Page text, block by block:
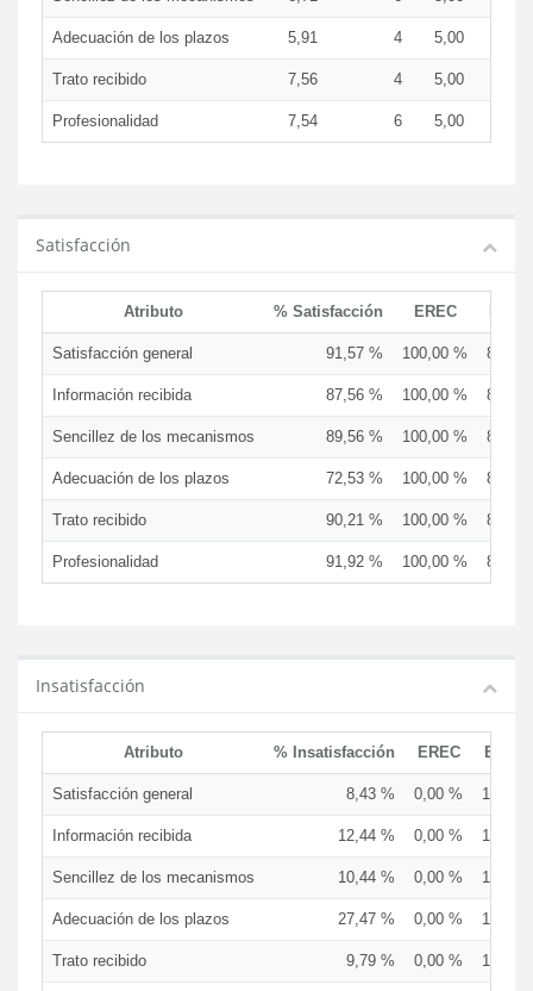
Adecuación de los plazos 5,91 4 5,00
Trato recibido 7,56 4 5,00
Profesionalidad 7,54 6 5,00
Satisfacción
Atributo % Satisfacción EREC
Satisfacción general 91,57 % 100,00 % 87,50
Información recibida 87,56 % 100,00 % 86,67
Sencillez de los mecanismos 89,56 % 100,00 % 86,67
Adecuación de los plazos 72,53 % 100,00 % 81,25
Trato recibido 90,21 % 100,00 % 87,50
Profesionalidad 91,92 % 100,00 % 87,50
Insatisfacción
Atributo % Insatisfacción EREC
Satisfacción general 8,43 % 0,00 % 12,50
Información recibida 12,44 % 0,00 % 13,33
Sencillez de los mecanismos 10,44 % 0,00 % 13,33
Adecuación de los plazos 27,47 % 0,00 % 18,75
Trato recibido 9,79 % 0,00 % 12,50